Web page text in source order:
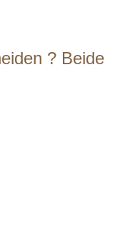
? Beide